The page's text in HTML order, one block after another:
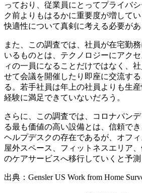
っており、従業員にとってプライバ
ク前よりもはるかに重要度が増して
快適性について真剣に考える必要があ
また、この調査では、社員が在宅勤
いるものとは、テクノロジーにアク
ィの一員になることだけではなく、
せて会議を開催したり即座に交流す
る。若手社員は年上の社員よりも生
経験に満足できていないだろう。
さらに、この調査では、コロナパン
る最も価値の高い設備とは、信頼で
ヘルプデスクの存在であるが、オフィ
屋外スペース、フィットネスエリア
のケアサービスへ移行していくと予測
出典： Gensler US Work from Home